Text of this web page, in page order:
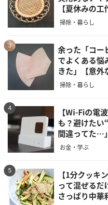
【夏休みの工
掃除・暮らし
3
余った「コー
でよくある悩
きた」【意外
掃除・暮らし
4
【Wi-Fiの電
も？避けたい
間違ってた…」
お金・学ぶ
5
【1分クッキ
って混ぜるだ
さっぱり中華